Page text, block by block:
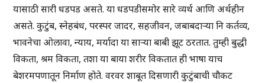
यासाठी सारी धडपड असते. या धडपडीसमोर सारे व्यर्थ आणि अर्थहीन
असते. कुटुंब, स्नेहबंध, परस्पर जादर, सहजीवन, जबाबदाऱ्या नि कर्तव्य,
भावनेचा ओलावा, न्याय, मर्यादा या साऱ्या बाबी झूट ठरतात. तुम्ही बुद्धी
विकता, श्रम विकता, तशा या बाया शरीर विकतात ही भाषा याच
बेशरमपणातून निर्माण होते. वरवर शाबूत दिसणारी कुटुंबाची चौकट